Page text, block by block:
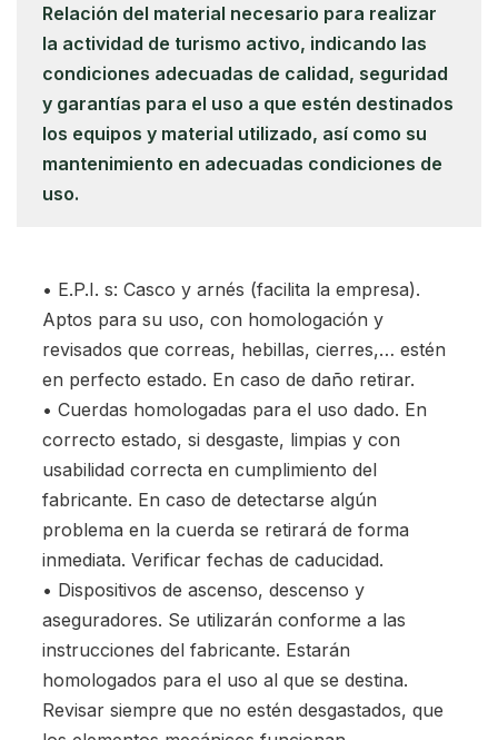
Relación del material necesario para realizar
la actividad de turismo activo, indicando las
condiciones adecuadas de calidad, seguridad
y garantías para el uso a que estén destinados
los equipos y material utilizado, así como su
mantenimiento en adecuadas condiciones de
uso.
• E.P.I. s: Casco y arnés (facilita la empresa).
Aptos para su uso, con homologación y
revisados que correas, hebillas, cierres,… estén
en perfecto estado. En caso de daño retirar.
• Cuerdas homologadas para el uso dado. En
correcto estado, si desgaste, limpias y con
usabilidad correcta en cumplimiento del
fabricante. En caso de detectarse algún
problema en la cuerda se retirará de forma
inmediata. Verificar fechas de caducidad.
• Dispositivos de ascenso, descenso y
aseguradores. Se utilizarán conforme a las
instrucciones del fabricante. Estarán
homologados para el uso al que se destina.
Revisar siempre que no estén desgastados, que